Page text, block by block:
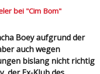
bei "Cim Bom"
auch wegen
bislang nicht richtig